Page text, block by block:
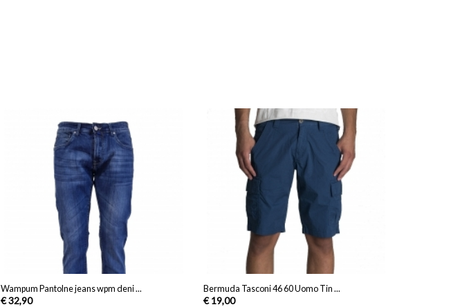
Wampum Pantolne jeans wpm deni ...
€ 32,90
Bermuda Tasconi 46 60 Uomo Tin ...
€ 19,00